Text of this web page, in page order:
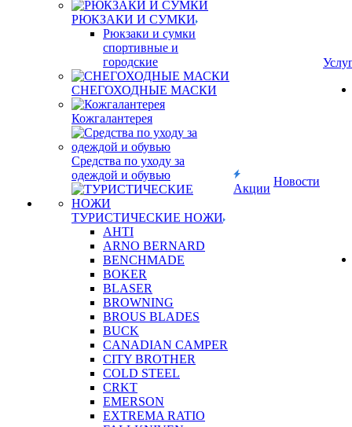
РЮКЗАКИ И СУМКИ
Рюкзаки и сумки
спортивные и
городские
СНЕГОХОДНЫЕ МАСКИ
Кожгалантерея
Средства по уходу за
одеждой и обувью
ТУРИСТИЧЕСКИЕ НОЖИ
AHTI
ARNO BERNARD
BENCHMADE
BOKER
BLASER
BROWNING
BROUS BLADES
BUCK
CANADIAN CAMPER
CITY BROTHER
COLD STEEL
CRKT
EMERSON
EXTREMA RATIO
Акции
Новости